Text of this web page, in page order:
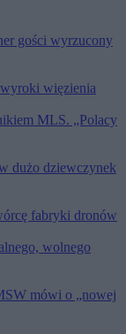
gości wyrzucony
więzienia
MLS. „Polacy
dużo dziewczynek
fabryki dronów
wolnego
mówi o „nowej